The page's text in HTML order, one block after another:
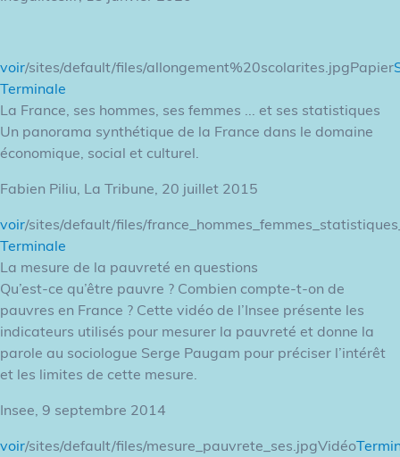
voir/sites/default/files/allongement%20scolarites.jpgPapier
Terminale
La France, ses hommes, ses femmes ... et ses statistiques
Un panorama synthétique de la France dans le domaine
économique, social et culturel.
Fabien Piliu, La Tribune, 20 juillet 2015
voir/sites/default/files/
Terminale
La mesure de la pauvreté en questions
Qu’est-ce qu’être pauvre ? Combien compte-t-on de
pauvres en France ? Cette vidéo de l’Insee présente les
indicateurs utilisés pour mesurer la pauvreté et donne la
parole au sociologue Serge Paugam pour préciser l’intérêt
et les limites de cette mesure.
Insee, 9 septembre 2014
voir/sites/default/files/mesure_pauvrete_ses.jpgVidéo